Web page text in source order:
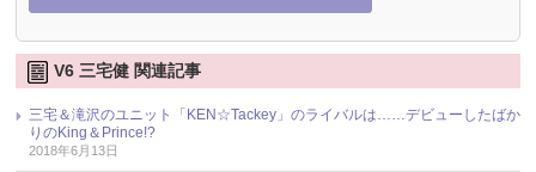
V6 三宅健 関連記事
三宅＆滝沢のユニット「KEN☆Tackey」のライバルは……デビューしたばか
りのKing＆Prince!?
2018年6月13日